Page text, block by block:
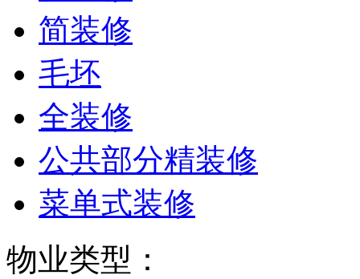
简装修
毛坯
全装修
公共部分精装修
菜单式装修
物业类型：